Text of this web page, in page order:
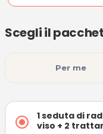
1 seduta di
viso + 2
Scegli il
Per me